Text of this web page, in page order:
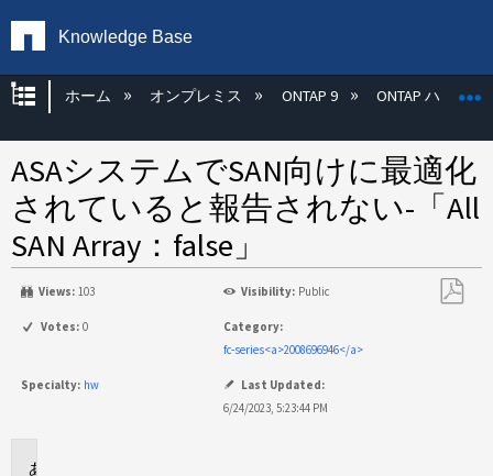
Knowledge Base
グローバル階層を展開/折りたたむ
ホーム オンプレミス ONTAP 9 ONTAP ハード
ASAシステムでSAN向けに最適化
されていると報告されない-「All
SAN Array：false」
Views: 103 Visibility: Public
Votes: 0
Category:
fc-series<a>2008696946</a>
Specialty: hw
Last Updated:
6/24/2023, 5:23:44 PM